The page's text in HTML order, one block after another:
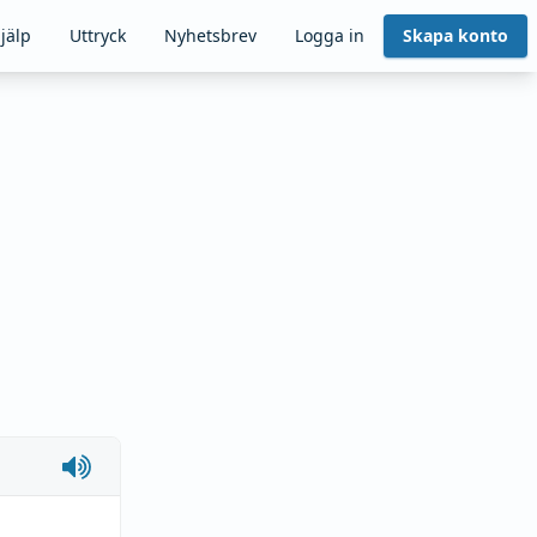
Uttryck Nyhetsbrev Logga in Skapa konto